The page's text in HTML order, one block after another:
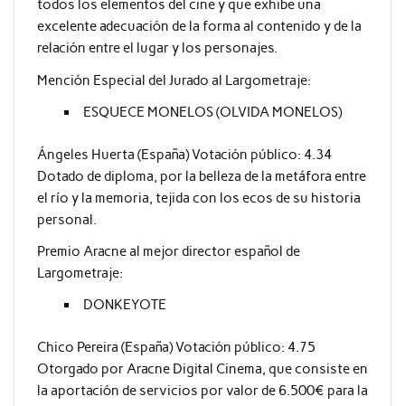
todos los elementos del cine y que exhibe una
excelente adecuación de la forma al contenido y de la
relación entre el lugar y los personajes.
Mención Especial del Jurado al Largometraje:
ESQUECE MONELOS (OLVIDA MONELOS)
Ángeles Huerta (España) Votación público: 4.34
Dotado de diploma, por la belleza de la metáfora entre
el río y la memoria, tejida con los ecos de su historia
personal.
Premio Aracne al mejor director español de
Largometraje:
DONKEYOTE
Chico Pereira (España) Votación público: 4.75
Otorgado por Aracne Digital Cinema, que consiste en
la aportación de servicios por valor de 6.500€ para la